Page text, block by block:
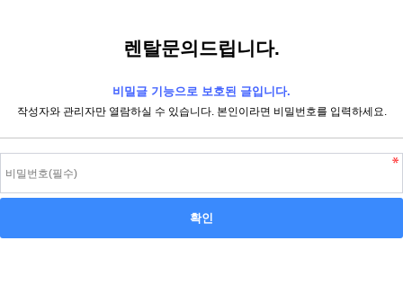
렌탈문의드립니다.
비밀글 기능으로 보호된 글입니다.
작성자와 관리자만 열람하실 수 있습니다. 본인이라면 비밀번호를 입력하세요.